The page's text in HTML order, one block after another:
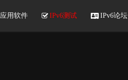
应用软件 IPv6测试 IPv6论坛